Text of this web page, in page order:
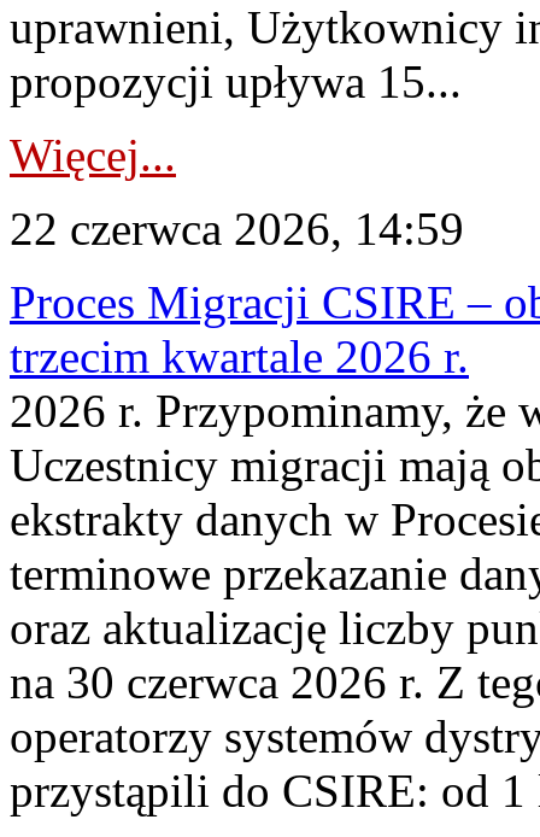
uprawnieni, Użytkownicy
propozycji upływa 15...
Więcej...
22 czerwca 2026, 14:59
Proces Migracji CSIRE –
trzecim kwartale 2026 r.
2026 r. Przypominamy, że
Uczestnicy migracji mają
ekstrakty danych w
terminowe przekazanie
oraz aktualizację liczby
na 30 czerwca 2026 r. Z
operatorzy systemów
przystąpili do CSIRE: od 1